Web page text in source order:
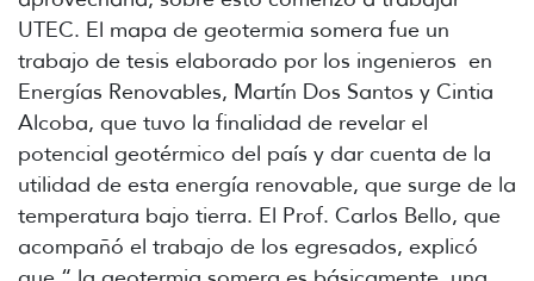
UTEC. El mapa de geotermia somera fue un
trabajo de tesis elaborado por los ingenieros en
Energías Renovables, Martín Dos Santos y Cintia
Alcoba, que tuvo la finalidad de revelar el
potencial geotérmico del país y dar cuenta de la
utilidad de esta energía renovable, que surge de la
temperatura bajo tierra. El Prof. Carlos Bello, que
acompañó el trabajo de los egresados, explicó